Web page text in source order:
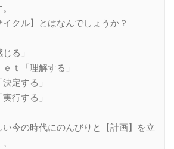
クル】とはなんでしょうか？
る」
ｔ「理解する」
定する」
行する」
今の時代にのんびりと【計画】を立